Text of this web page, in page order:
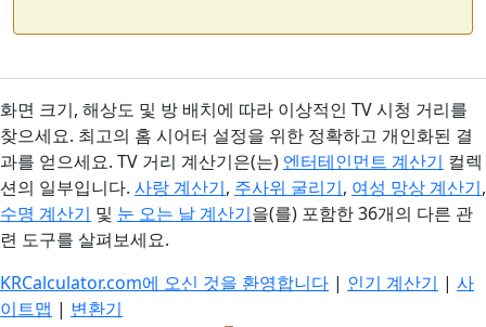
화면 크기, 해상도 및 방 배치에 따라 이상적인 TV 시청 거리를
찾으세요. 최고의 홈 시어터 설정을 위한 정확하고 개인화된 결
과를 얻으세요. TV 거리 계산기은(는) 엔터테인먼트 계산기 컬렉
션의 일부입니다. 사랑 계산기, 주사위 굴리기, 여성 망상 계산기,
수명 계산기 및 눈 오는 날 계산기을(를) 포함한 36개의 다른 관
련 도구를 살펴보세요.
KRCalculator.com에 오신 것을 환영합니다 | 인기 계산기 | 사
이트맵 | 변환기